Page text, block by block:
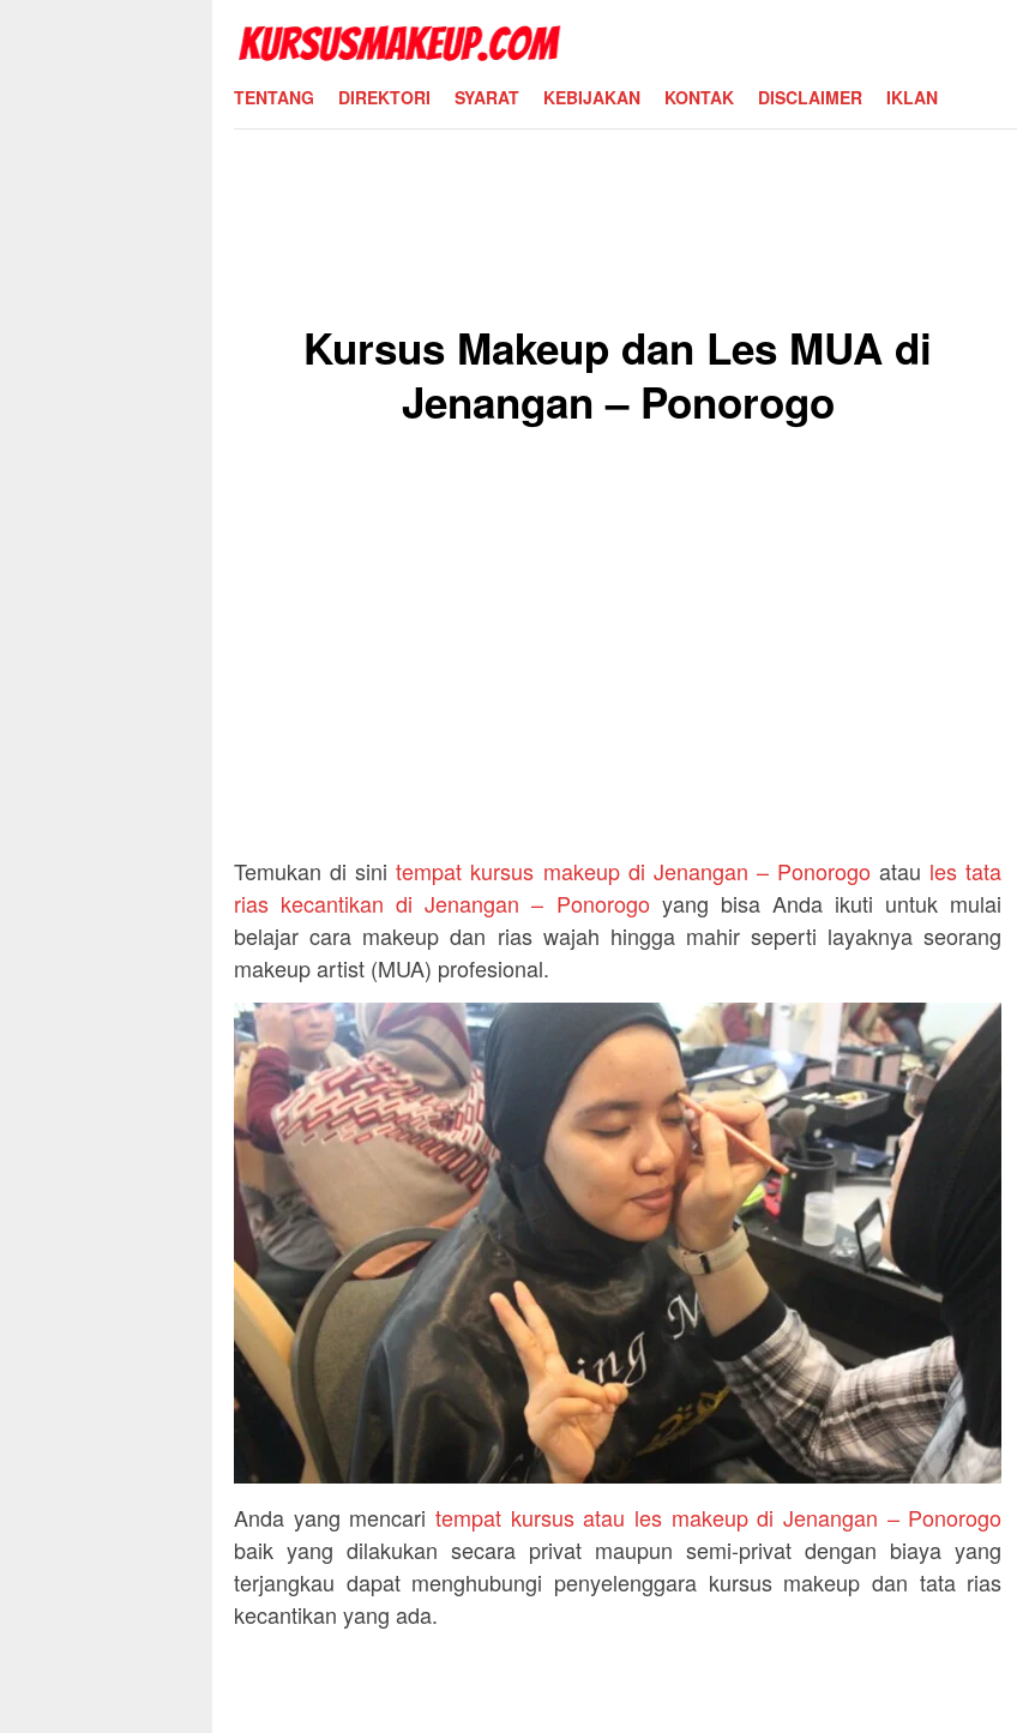
TENTANG DIREKTORI SYARAT KEBIJAKAN KONTAK DISCLAIMER IKLAN
Kursus Makeup dan Les MUA di
Jenangan – Ponorogo
Temukan di sinitempat kursus makeup di Jenangan – Ponorogo atau les tata
rias kecantikan di Jenangan – Ponorogo yang bisa Anda ikuti untuk mulai
belajar cara makeup dan rias wajah hingga mahir seperti layaknya seorang
makeup artist (MUA) profesional.
Anda yang mencaritempat kursus atau les makeup di Jenangan – Ponorogo
baik yang dilakukan secara privat maupun semi-privat dengan biaya yang
terjangkau dapat menghubungi penyelenggara kursus makeup dan tata rias
kecantikan yang ada.